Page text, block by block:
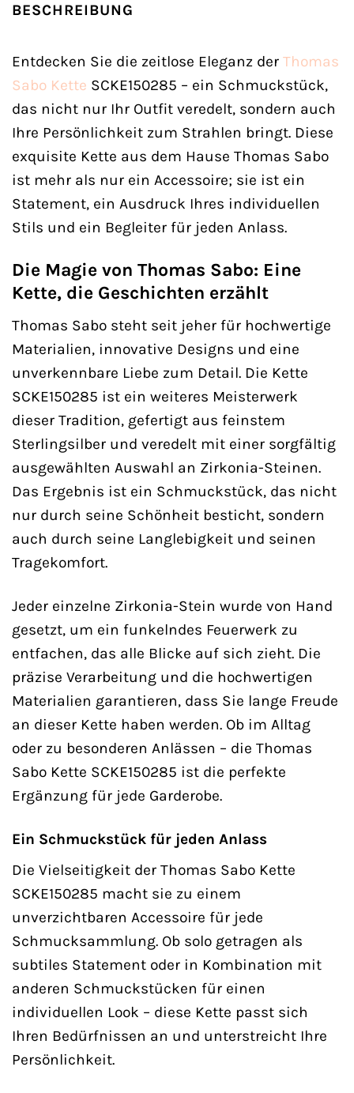
BESCHREIBUNG
Entdecken Sie die zeitlose Eleganz der Thomas
Sabo Kette SCKE150285 – ein Schmuckstück,
das nicht nur Ihr Outfit veredelt, sondern auch
Ihre Persönlichkeit zum Strahlen bringt. Diese
exquisite Kette aus dem Hause Thomas Sabo
ist mehr als nur ein Accessoire; sie ist ein
Statement, ein Ausdruck Ihres individuellen
Stils und ein Begleiter für jeden Anlass.
Die Magie von Thomas Sabo: Eine
Kette, die Geschichten erzählt
Thomas Sabo steht seit jeher für hochwertige
Materialien, innovative Designs und eine
unverkennbare Liebe zum Detail. Die Kette
SCKE150285 ist ein weiteres Meisterwerk
dieser Tradition, gefertigt aus feinstem
Sterlingsilber und veredelt mit einer sorgfältig
ausgewählten Auswahl an Zirkonia-Steinen.
Das Ergebnis ist ein Schmuckstück, das nicht
nur durch seine Schönheit besticht, sondern
auch durch seine Langlebigkeit und seinen
Tragekomfort.
Jeder einzelne Zirkonia-Stein wurde von Hand
gesetzt, um ein funkelndes Feuerwerk zu
entfachen, das alle Blicke auf sich zieht. Die
präzise Verarbeitung und die hochwertigen
Materialien garantieren, dass Sie lange Freude
an dieser Kette haben werden. Ob im Alltag
oder zu besonderen Anlässen – die Thomas
Sabo Kette SCKE150285 ist die perfekte
Ergänzung für jede Garderobe.
Ein Schmuckstück für jeden Anlass
Die Vielseitigkeit der Thomas Sabo Kette
SCKE150285 macht sie zu einem
unverzichtbaren Accessoire für jede
Schmucksammlung. Ob solo getragen als
subtiles Statement oder in Kombination mit
anderen Schmuckstücken für einen
individuellen Look – diese Kette passt sich
Ihren Bedürfnissen an und unterstreicht Ihre
Persönlichkeit.